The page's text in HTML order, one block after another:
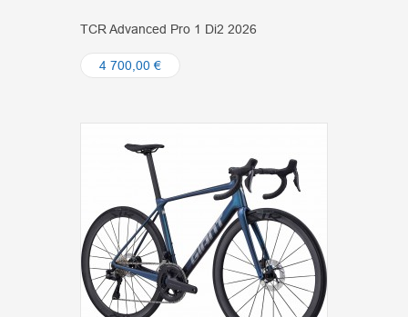
TCR Advanced Pro 1 Di2 2026
4 700,00 €